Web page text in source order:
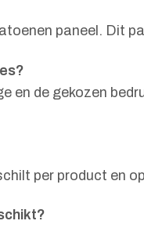
paneel. Dit
en de gekozen
per product en